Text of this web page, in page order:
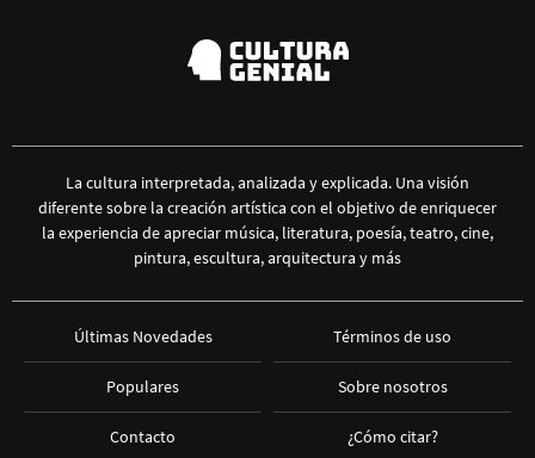
La cultura interpretada, analizada y explicada. Una visión
diferente sobre la creación artística con el objetivo de enriquecer
la experiencia de apreciar música, literatura, poesía, teatro, cine,
pintura, escultura, arquitectura y más
Últimas Novedades
Populares
Contacto
Términos de uso
Sobre nosotros
¿Cómo citar?